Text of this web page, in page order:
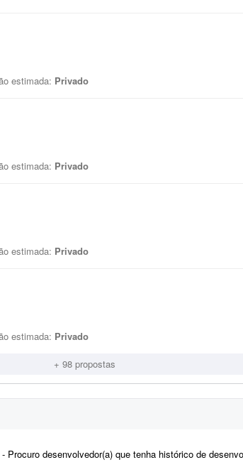
estimada: Privado
estimada: Privado
estimada: Privado
estimada: Privado
+ 98 propostas
- Procuro desenvolvedor(a) que tenha histórico de desenvolvimento de aplicativos publicados na Google Play